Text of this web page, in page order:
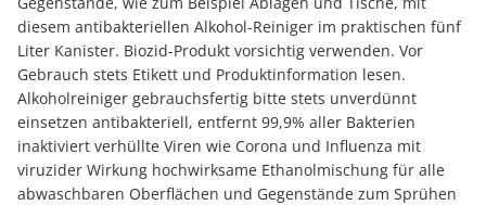
diesem antibakteriellen Alkohol-Reiniger im praktischen fünf
Liter Kanister. Biozid-Produkt vorsichtig verwenden. Vor
Gebrauch stets Etikett und Produktinformation lesen.
Alkoholreiniger gebrauchsfertig bitte stets unverdünnt
einsetzen antibakteriell, entfernt 99,9% aller Bakterien
inaktiviert verhüllte Viren wie Corona und Influenza mit
viruzider Wirkung hochwirksame Ethanolmischung für alle
abwaschbaren Oberflächen und Gegenstände zum Sprühen